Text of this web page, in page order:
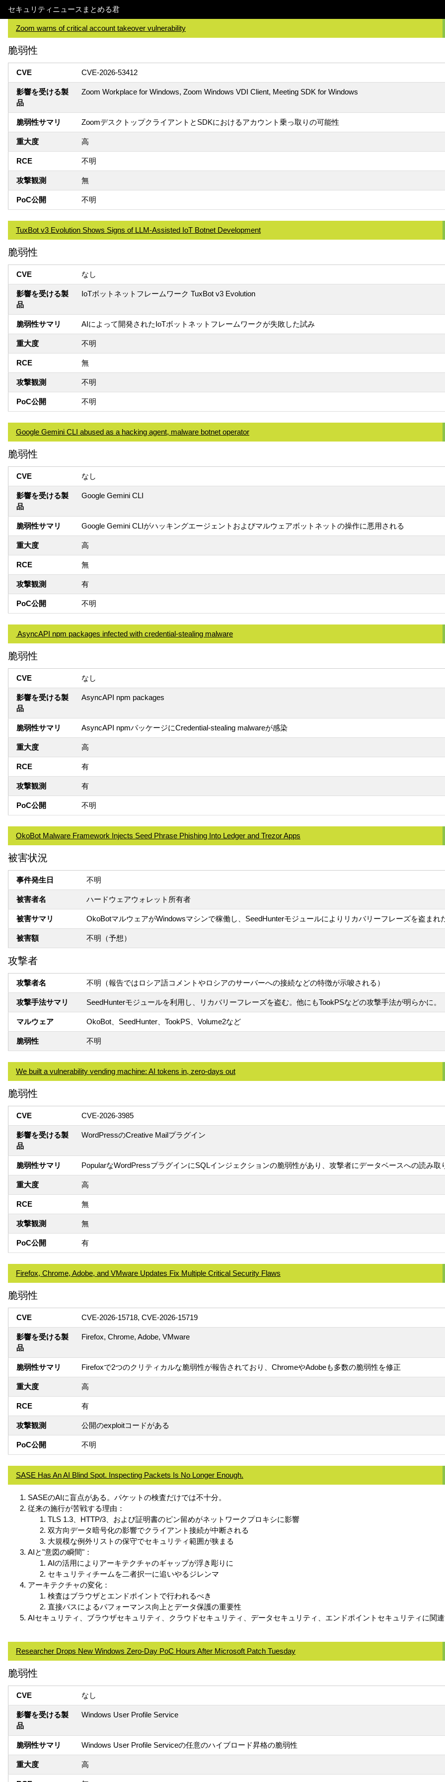
セキュリティニュースまとめる君
Zoom warns of critical account takeover vulnerability
脆弱性
CVE CVE-2026-53412
影響を受ける製
品
Zoom Workplace for Windows, Zoom Windows VDI Client, Meeting SDK for Windows
脆弱性サマリ ZoomデスクトップクライアントとSDKにおけるアカウント乗っ取りの可能性
重大度 高
RCE 不明
攻撃観測 無
PoC公開 不明
TuxBot v3 Evolution Shows Signs of LLM-Assisted IoT Botnet Development
脆弱性
CVE なし
影響を受ける製
品
IoTボットネットフレームワーク TuxBot v3 Evolution
脆弱性サマリ AIによって開発されたIoTボットネットフレームワークが失敗した試み
重大度 不明
RCE 無
攻撃観測 不明
PoC公開 不明
Google Gemini CLI abused as a hacking agent, malware botnet operator
脆弱性
CVE なし
影響を受ける製
品
Google Gemini CLI
脆弱性サマリ Google Gemini CLIがハッキングエージェントおよびマルウェアボットネットの操作に悪用される
重大度 高
RCE 無
攻撃観測 有
PoC公開 不明
​ ​AsyncAPI npm packages infected with credential-stealing malware
脆弱性
CVE なし
影響を受ける製
品
AsyncAPI npm packages
脆弱性サマリ AsyncAPI npmパッケージにCredential-stealing malwareが感染
重大度 高
RCE 有
攻撃観測 有
PoC公開 不明
OkoBot Malware Framework Injects Seed Phrase Phishing Into Ledger and Trezor Apps
被害状況
事件発生日 不明
被害者名 ハードウェアウォレット所有者
被害サマリ OkoBotマルウェアがWindowsマシンで稼働し、SeedHunterモジュールによりリカバリーフレーズを盗まれ
被害額 不明（予想）
攻撃者
攻撃者名 不明（報告ではロシア語コメントやロシアのサーバーへの接続などの特徴が示唆される）
攻撃手法サマリ SeedHunterモジュールを利用し、リカバリーフレーズを盗む。他にもTookPSなどの攻撃手法が明らかに。
マルウェア OkoBot、SeedHunter、TookPS、Volume2など
脆弱性 不明
We built a vulnerability vending machine: AI tokens in, zero-days out
脆弱性
CVE CVE-2026-3985
影響を受ける製
品
WordPressのCreative Mailプラグイン
脆弱性サマリ PopularなWordPressプラグインにSQLインジェクションの脆弱性があり、攻撃者にデータベースへの読み取
重大度 高
RCE 無
攻撃観測 無
PoC公開 有
Firefox, Chrome, Adobe, and VMware Updates Fix Multiple Critical Security Flaws
脆弱性
CVE CVE-2026-15718, CVE-2026-15719
影響を受ける製
品
Firefox, Chrome, Adobe, VMware
脆弱性サマリ Firefoxで2つのクリティカルな脆弱性が報告されており、ChromeやAdobeも多数の脆弱性を修正
重大度 高
RCE 有
攻撃観測 公開のexploitコードがある
PoC公開 不明
SASE Has An AI Blind Spot. Inspecting Packets Is No Longer Enough.
SASEのAIに盲点がある。パケットの検査だけでは不十分。
従来の施行が苦戦する理由：
TLS 1.3、HTTP/3、および証明書のピン留めがネットワークプロキシに影響
双方向データ暗号化の影響でクライアント接続が中断される
大規模な例外リストの保守でセキュリティ範囲が狭まる
AIと"意図の瞬間"：
AIの活用によりアーキテクチャのギャップが浮き彫りに
セキュリティチームを二者択一に追いやるジレンマ
アーキテクチャの変化：
検査はブラウザとエンドポイントで行われるべき
直接パスによるパフォーマンス向上とデータ保護の重要性
AIセキュリティ、ブラウザセキュリティ、クラウドセキュリティ、データセキュリティ、エンドポイントセキュリティに関
Researcher Drops New Windows Zero-Day PoC Hours After Microsoft Patch Tuesday
脆弱性
CVE なし
影響を受ける製
品
Windows User Profile Service
脆弱性サマリ Windows User Profile Serviceの任意のハイブロード昇格の脆弱性
重大度 高